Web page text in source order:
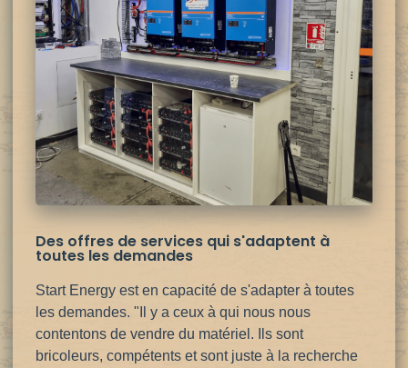
Des offres de services qui s'adaptent à
toutes les demandes
Start Energy est en capacité de s'adapter à toutes
les demandes. "Il y a ceux à qui nous nous
contentons de vendre du matériel. Ils sont
bricoleurs, compétents et sont juste à la recherche